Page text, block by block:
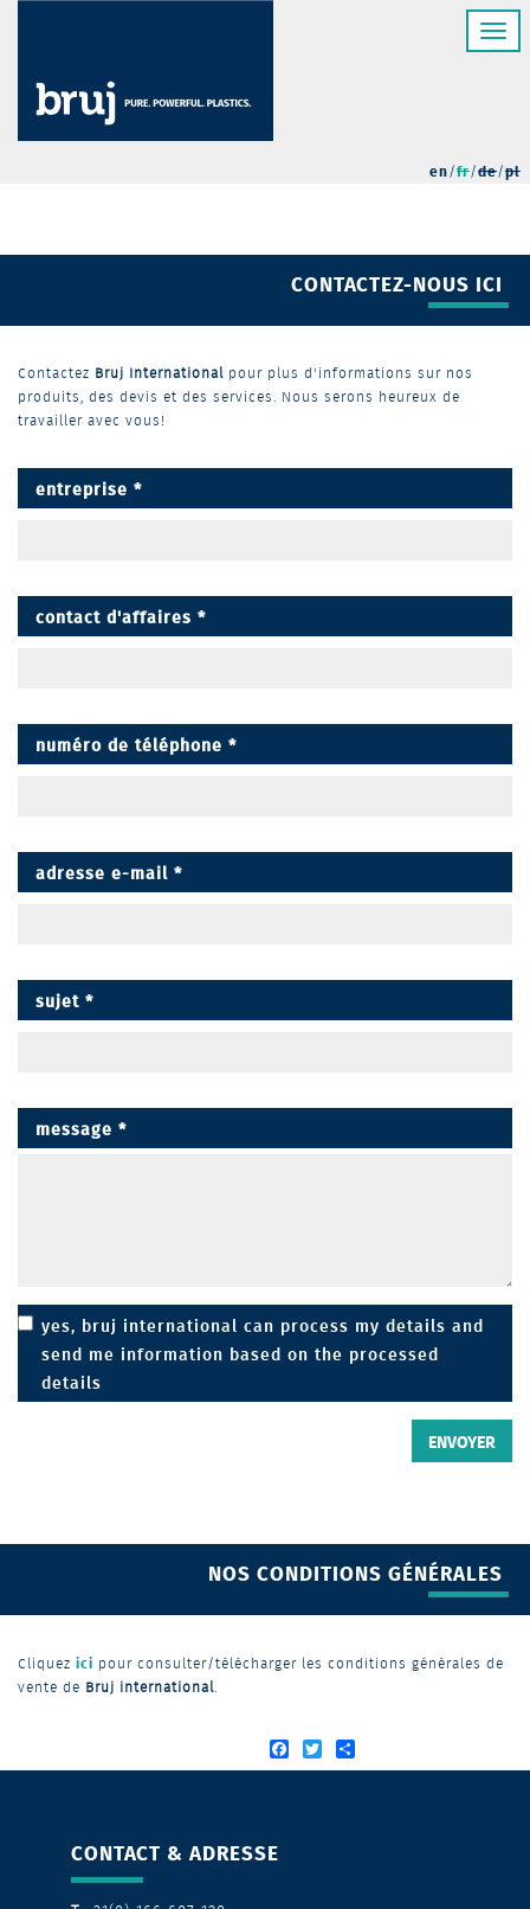
principal
Toggle
en fr de pl
CONTACTEZ-NOUS ICI
Contactez Bruj International pour plus d'informations sur nos
produits, des devis et des services. Nous serons heureux de
travailler avec vous!
entreprise *
contact d'affaires *
numéro de téléphone *
adresse e-mail *
sujet *
message *
yes, bruj international can process my details and
send me information based on the processed
details
ENVOYER
NOS CONDITIONS GÉNÉRALES
Cliquez ici pour consulter/télécharger les conditions générales de
vente de Bruj international.
Facebook
Twitter
CONTACT & ADRESSE